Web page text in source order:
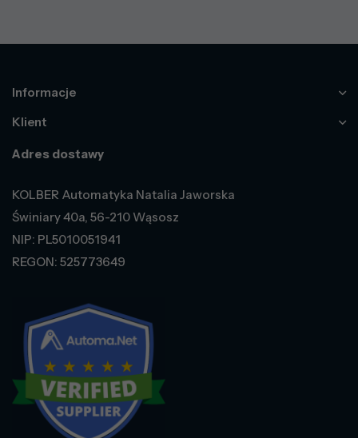
Informacje
Klient
Adres dostawy
KOLBER Automatyka Natalia Jaworska
Świniary 40a, 56-210 Wąsosz
NIP: PL5010051941
REGON: 525773649